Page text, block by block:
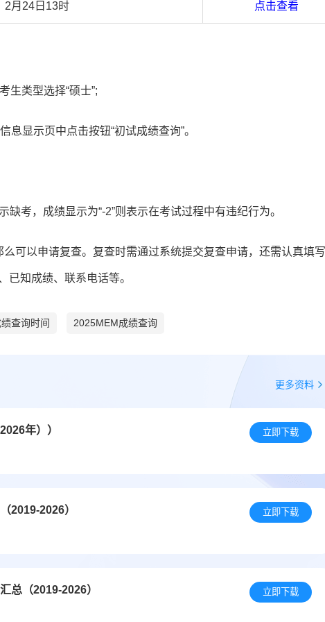
2月24日13时 点击查看
生类型选择“硕士”;
息显示页中点击按钮“初试成绩查询”。
考，成绩显示为“-2”则表示在考试过程中有违纪行为。
可以申请复查。复查时需通过系统提交复查申请，还需认真填
已知成绩、联系电话等。
查询时间 2025MEM成绩查询
更多资料
年）） 立即下载
2019-2026） 立即下载
总（2019-2026） 立即下载